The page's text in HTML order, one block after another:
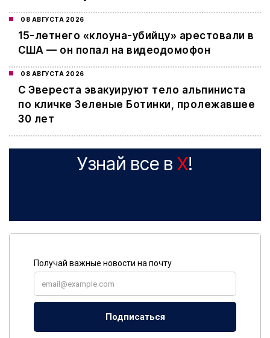
08 АВГУСТА 2026
15-летнего «клоуна-убийцу» арестовали в
США — он попал на видеодомофон
08 АВГУСТА 2026
С Эвереста эвакуируют тело альпиниста
по кличке Зеленые Ботинки, пролежавшее
30 лет
Узнай все в X!